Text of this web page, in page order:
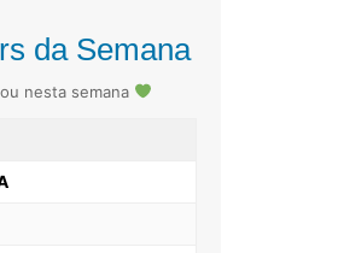
da Semana
nesta semana